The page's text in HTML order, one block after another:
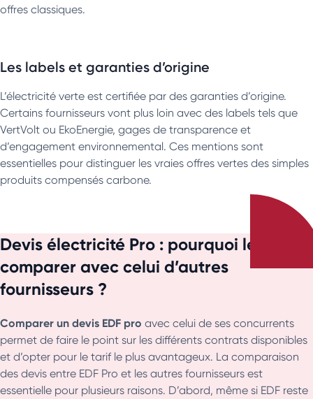
offres classiques.
Les labels et garanties d’origine
L’électricité verte est certifiée par des garanties d’origine.
Certains fournisseurs vont plus loin avec des labels tels que
VertVolt ou EkoEnergie, gages de transparence et
d’engagement environnemental. Ces mentions sont
essentielles pour distinguer les vraies offres vertes des simples
produits compensés carbone.
Devis électricité Pro : pourquoi le
comparer avec celui d’autres
fournisseurs ?
Comparer un devis EDF pro avec celui de ses concurrents
permet de faire le point sur les différents contrats disponibles
et d’opter pour le tarif le plus avantageux. La comparaison
des devis entre EDF Pro et les autres fournisseurs est
essentielle pour plusieurs raisons. D’abord, même si EDF reste